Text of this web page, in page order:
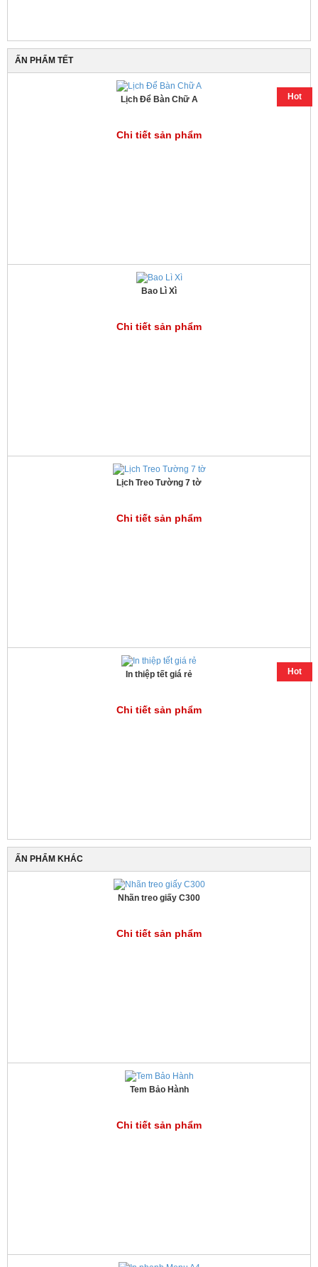
ẤN PHẨM TẾT
Hot
Lịch Để Bàn Chữ A
Chi tiết sản phẩm
Bao Lì Xì
Chi tiết sản phẩm
Lịch Treo Tường 7 tờ
Chi tiết sản phẩm
Hot
In thiệp tết giá rẻ
Chi tiết sản phẩm
ẤN PHẨM KHÁC
Nhãn treo giấy C300
Chi tiết sản phẩm
Tem Bảo Hành
Chi tiết sản phẩm